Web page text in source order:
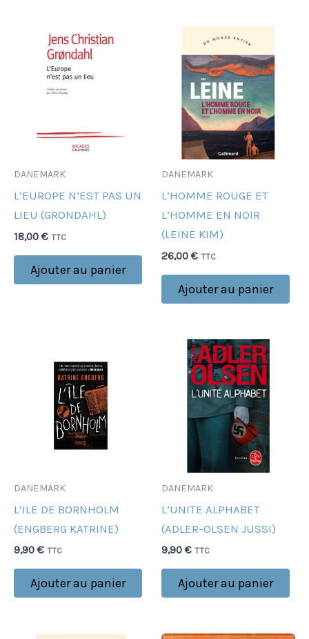
DANEMARK
L’EUROPE N’EST PAS UN
LIEU (GRONDAHL)
18,00 € TTC
Ajouter au panier
DANEMARK
L’HOMME ROUGE ET
L’HOMME EN NOIR
(LEINE KIM)
26,00 € TTC
Ajouter au panier
DANEMARK
L’ILE DE BORNHOLM
(ENGBERG KATRINE)
9,90 € TTC
Ajouter au panier
DANEMARK
L’UNITE ALPHABET
(ADLER-OLSEN JUSSI)
9,90 € TTC
Ajouter au panier